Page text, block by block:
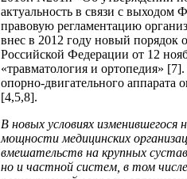
актуальность в связи с выходом
правовую регламентацию
внес в 2012 году новый порядок
Российской Федерации от 12
«травматология и ортопедия»
опорно-двигательного
[4,5,8].
В новых условиях изменившегося
мощности медицинских
вмешательств на крупных
но и частной систем, в том